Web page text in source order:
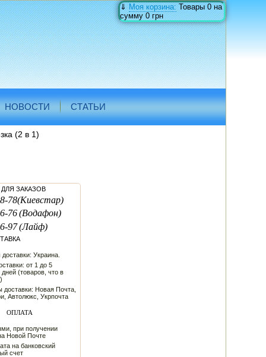
⇓Моя корзина:Товары0на
сумму0 грн
НОВОСТИ СТАТЬИ
(2 в 1)
ЗАКАЗОВ
78(Киевстар)
76(Водафон)
97(Лайф)
Украина.
от 1 до 5
дней (товаров, что в
доставки: Новая Почта,
Автолюкс, Укрпочта
ОПЛАТА
при получении
Новой Почте
на банковский
счет